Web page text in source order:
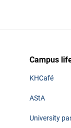
Campus
KHCafé
AStA
University